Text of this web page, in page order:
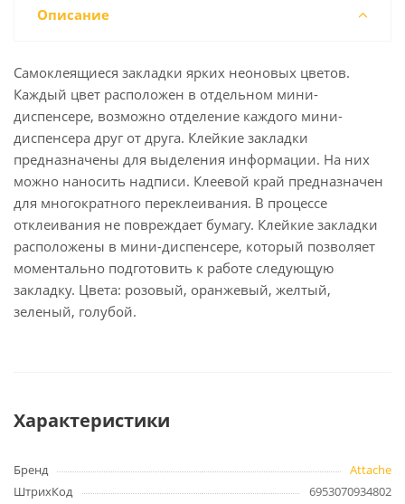
Описание
Самоклеящиеся закладки ярких неоновых цветов.
Каждый цвет расположен в отдельном мини-
диспенсере, возможно отделение каждого мини-
диспенсера друг от друга. Клейкие закладки
предназначены для выделения информации. На них
можно наносить надписи. Клеевой край предназначен
для многократного переклеивания. В процессе
отклеивания не повреждает бумагу. Клейкие закладки
расположены в мини-диспенсере, который позволяет
моментально подготовить к работе следующую
закладку. Цвета: розовый, оранжевый, желтый,
зеленый, голубой.
Характеристики
Бренд
Attache
ШтрихКод
6953070934802